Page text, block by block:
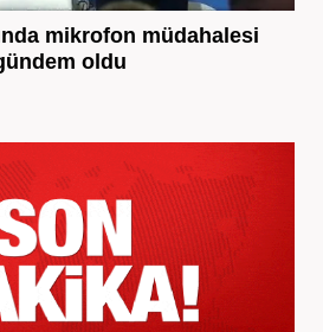
mikrofon müdahalesi
oldu